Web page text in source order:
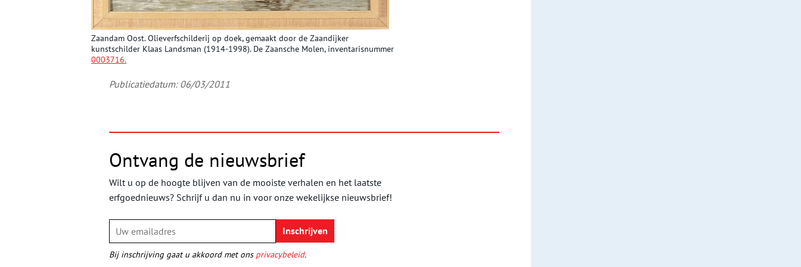
Zaandam Oost. Olieverfschilderij op doek, gemaakt door de Zaandijker
kunstschilder Klaas Landsman (1914-1998). De Zaansche Molen, inventarisnummer
0003716.
Publicatiedatum: 06/03/2011
Ontvang de nieuwsbrief
Wilt u op de hoogte blijven van de mooiste verhalen en het laatste
erfgoednieuws? Schrijf u dan nu in voor onze wekelijkse nieuwsbrief!
Bij inschrijving gaat u akkoord met ons privacybeleid.